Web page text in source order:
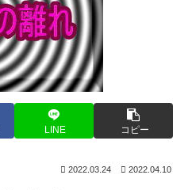
LINE コピー
2022.03.24 2022.04.10